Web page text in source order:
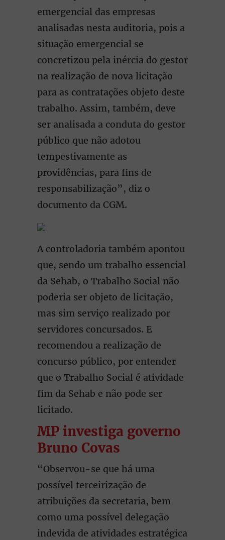
emergencial das empresas
analisadas nesta auditoria, pois a
situação emergencial se
concretizou pela inércia do gestor
na realização de nova licitação
para as contratações objeto deste
trabalho. Assim, também, deve
ser analisada a conduta do gestor
público que não adotou
tempestivamente as
providências, para fins de
responsabilização”, diz o
documento da CGM.
A controladoria também apontou
que, sendo um trabalho essencial
da Sehab, o Trabalho Social não
poderia ser objeto de licitação,
mas sim serviço realizado por
servidores concursados. E
recomendou a realização de
concurso público, por entender
que o Trabalho Social é atividade
fim da Sehab e não pode ser
licitado.
MP investiga governo
Bruno Covas
“Observou-se que há uma
possível terceirização de
atribuições da secretaria, bem
como uma possível delegação
indevida de atividades estratégica